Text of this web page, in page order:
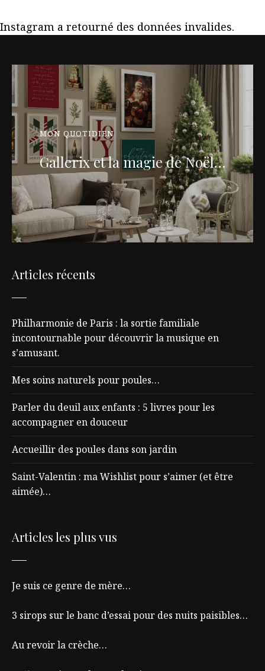
Instagram a retourné des données invalides.
MON QUOTIDIEN
Gallerix et la magie de Noël…
Articles récents
Philharmonie de Paris : la sortie familiale
incontournable pour découvrir la musique en
s’amusant.
Mes soins naturels pour poules…
Parler du deuil aux enfants : 5 livres pour les
accompagner en douceur
Accueillir des poules dans son jardin
Saint-Valentin : ma Wishlist pour s’aimer (et être
aimée)…
Articles les plus vus
Je suis ce genre de mère…
3 sirops sur le banc d’essai pour des nuits paisibles…
Au revoir la crèche…